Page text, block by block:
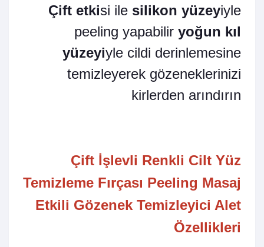
Çift etkisi ile silikon yüzeyiyle
peeling yapabilir yoğun kıl
yüzeyiyle cildi derinlemesine
temizleyerek gözeneklerinizi
kirlerden arındırın
Çift İşlevli Renkli Cilt Yüz
Temizleme Fırçası Peeling Masaj
Etkili Gözenek Temizleyici Alet
Özellikleri